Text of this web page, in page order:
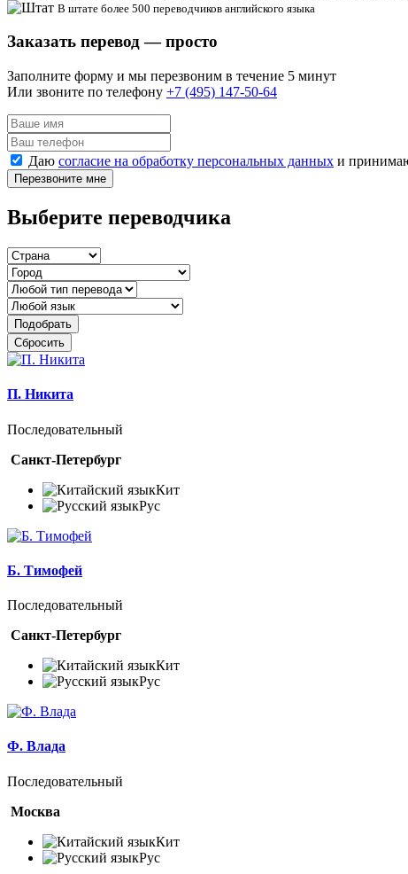
В штате более 500 переводчиков английского языка
Заказать перевод — просто
Заполните форму и мы перезвоним в течение 5 минут
Или звоните по телефону +7 (495) 147-50-64
Даю согласие на обработку персональных данных и
Перезвоните мне
Выберите переводчика
Подобрать
Сбросить
П. Никита
Последовательный
Санкт-Петербург
Кит
Рус
Б. Тимофей
Последовательный
Санкт-Петербург
Кит
Рус
Ф. Влада
Последовательный
Москва
Кит
Рус